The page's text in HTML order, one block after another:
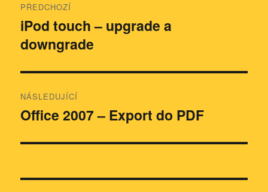
pro
příspěvek
PŘEDCHOZÍ
Předchozí
příspěvek:
iPod touch – upgrade a
downgrade
NÁSLEDUJÍCÍ
Následující
Office 2007 – Export do PDF